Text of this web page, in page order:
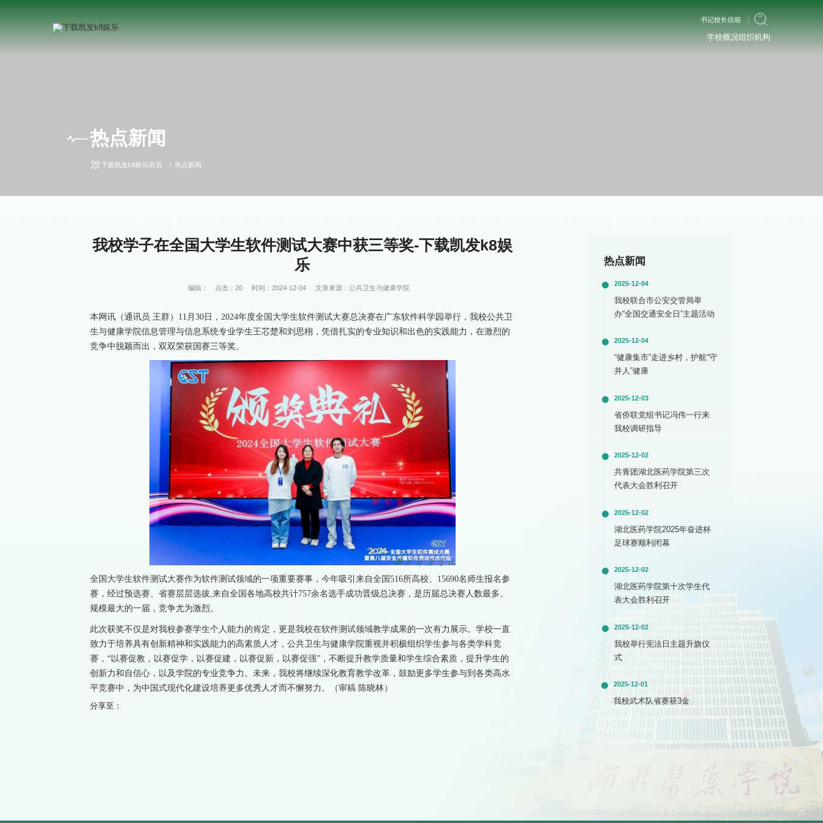
书记校长信箱
学校概况组织机构
热点新闻
下载凯发k8娱乐首页 热点新闻
我校学子在全国大学生软件测试大赛中获三等奖-下载凯发k8娱
乐
编辑： 点击： 20 时间：2024-12-04 文章来源：公共卫生与健康学院
本网讯（通讯员 王群）11月30日，2024年度全国大学生软件测试大赛总决赛在广东软件科学园举行，我校公共卫
生与健康学院信息管理与信息系统专业学生王芯楚和刘思栩，凭借扎实的专业知识和出色的实践能力，在激烈的
竞争中脱颖而出，双双荣获国赛三等奖。
全国大学生软件测试大赛作为软件测试领域的一项重要赛事，今年吸引来自全国516所高校、15690名师生报名参
赛，经过预选赛、省赛层层选拔,来自全国各地高校共计757余名选手成功晋级总决赛，是历届总决赛人数最多、
规模最大的一届，竞争尤为激烈。
此次获奖不仅是对我校参赛学生个人能力的肯定，更是我校在软件测试领域教学成果的一次有力展示。学校一直
致力于培养具有创新精神和实践能力的高素质人才，公共卫生与健康学院重视并积极组织学生参与各类学科竞
赛，“以赛促教，以赛促学，以赛促建，以赛促新，以赛促强”，不断提升教学质量和学生综合素质，提升学生的
创新力和自信心，以及学院的专业竞争力。未来，我校将继续深化教育教学改革，鼓励更多学生参与到各类高水
平竞赛中，为中国式现代化建设培养更多优秀人才而不懈努力。（审稿 陈晓林）
分享至：
热点新闻
2025-12-04
我校联合市公安交管局举
办“全国交通安全日”主题活动
2025-12-04
“健康集市”走进乡村，护航“守
井人”健康
2025-12-03
省侨联党组书记冯伟一行来
我校调研指导
2025-12-02
共青团湖北医药学院第三次
代表大会胜利召开
2025-12-02
湖北医药学院2025年奋进杯
足球赛顺利闭幕
2025-12-02
湖北医药学院第十次学生代
表大会胜利召开
2025-12-02
我校举行宪法日主题升旗仪
式
2025-12-01
我校武术队省赛获3金